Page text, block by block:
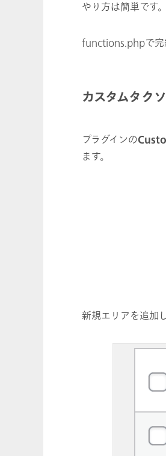
やり方は簡単です。
functions.phpで完
カスタムタク
プラグインの
ます。
新規エリアを追加